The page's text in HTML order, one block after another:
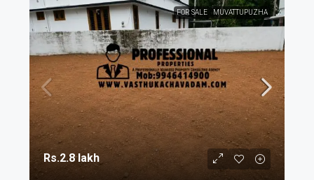
FOR SALE MUVATTUPUZHA
Rs.2.8 lakh